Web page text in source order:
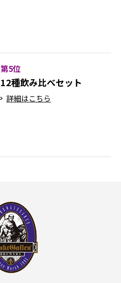
第5位
12種飲み比べセット
詳細はこちら